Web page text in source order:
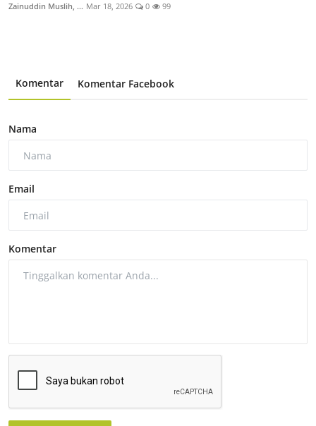
Zainuddin Muslih, ... Mar 18, 2026 0 99
Komentar Komentar Facebook
Nama
Email
Komentar